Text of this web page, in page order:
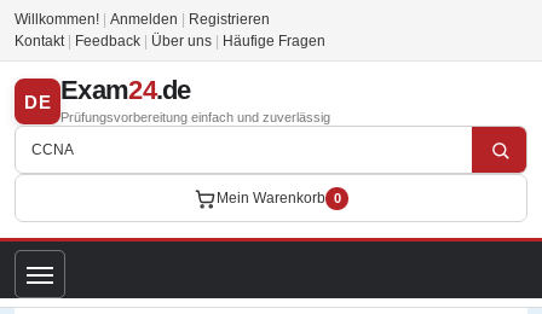
Willkommen! Anmelden
Registrieren
Kontakt
Feedback Über uns Häufige Fragen
DE Exam24.de
Prüfungsvorbereitung einfach und zuverlässig
Mein Warenkorb 0